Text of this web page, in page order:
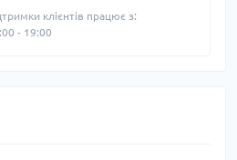
клієнтів працює з:
- 19:00